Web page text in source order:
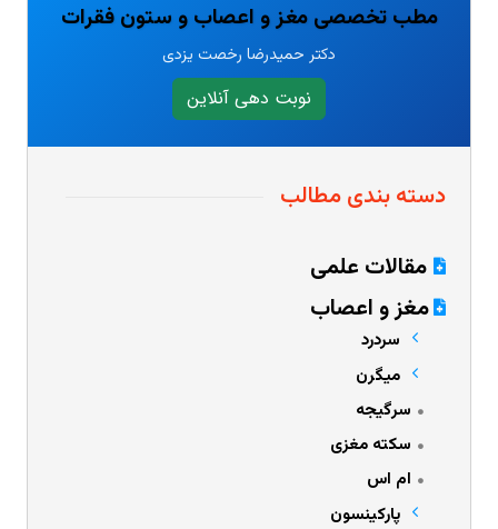
مطب تخصصی مغز و اعصاب و ستون فقرات
دکتر حمیدرضا رخصت یزدی
نوبت دهی آنلاین
دسته بندی مطالب
مقالات علمی
مغز و اعصاب
سردرد
میگرن
سرگیجه
سکته مغزی
ام اس
پارکینسون